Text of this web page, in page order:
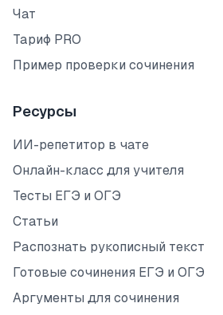
Чат
Тариф PRO
Пример проверки сочинения
Ресурсы
ИИ-репетитор в чате
Онлайн-класс для учителя
Тесты ЕГЭ и ОГЭ
Статьи
Распознать рукописный текст
Готовые сочинения ЕГЭ и ОГЭ
Аргументы для сочинения